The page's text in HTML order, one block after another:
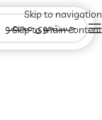
Skip to navigation
Skip to main content